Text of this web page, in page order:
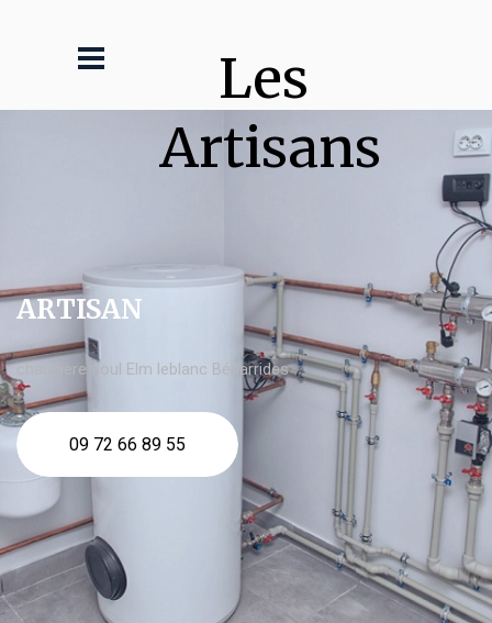
Les
Artisans
ARTISAN
chaudière fioul Elm leblanc Bédarrides
09 72 66 89 55